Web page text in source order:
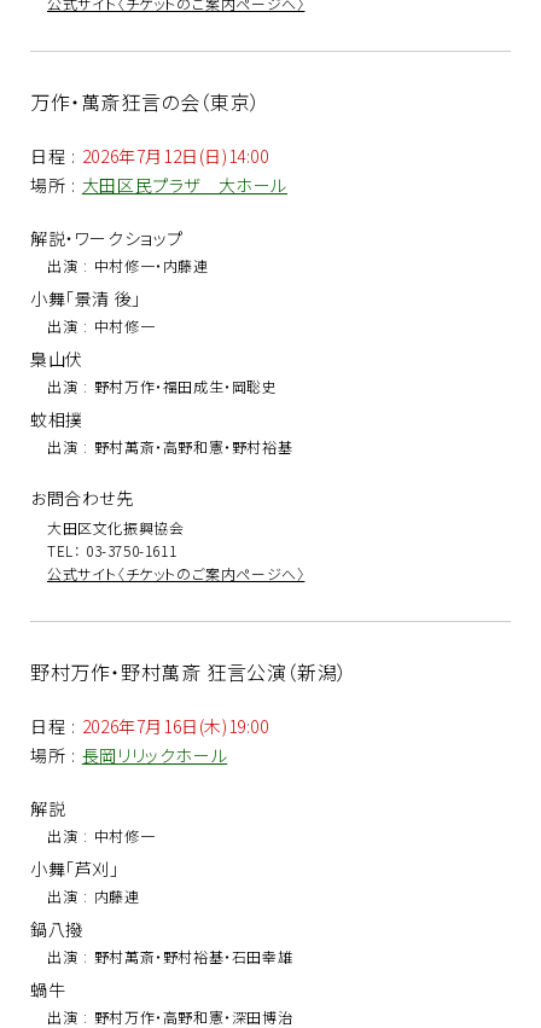
万作・萬斎狂言の会（東京）
日程 : 2026年7月12日(日)14:00
場所 : 大田区民プラザ 大ホール
解説・ワークショップ
出演 : 中村修一・内藤連
小舞「景清 後」
出演 : 中村修一
梟山伏
出演 : 野村万作・福田成生・岡聡史
蚊相撲
出演 : 野村萬斎・高野和憲・野村裕基
お問合わせ先
大田区文化振興協会
TEL： 03-3750-1611
公式サイト〈チケットのご案内ページへ〉
野村万作・野村萬斎 狂言公演（新潟）
日程 : 2026年7月16日(木)19:00
場所 : 長岡リリックホール
解説
出演 : 中村修一
小舞「芦刈」
出演 : 内藤連
鍋八撥
出演 : 野村萬斎・野村裕基・石田幸雄
蝸牛
出演 : 野村万作・高野和憲・深田博治